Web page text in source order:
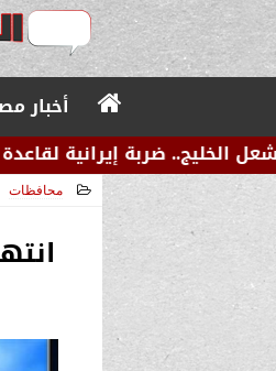
أخبار
لقاعدة الأمير سلطان
محافظات